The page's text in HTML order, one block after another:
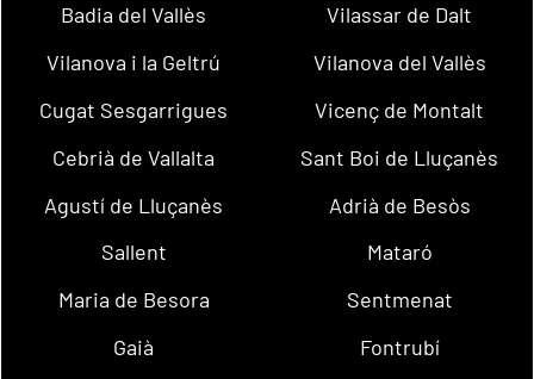
Badia del Vallès
Vilassar de Dalt
Vilanova i la Geltrú
Vilanova del Vallès
Cugat Sesgarrigues
Vicenç de Montalt
Cebrià de Vallalta
Sant Boi de Lluçanès
Agustí de Lluçanès
Adrià de Besòs
Sallent
Mataró
Maria de Besora
Sentmenat
Gaià
Fontrubí